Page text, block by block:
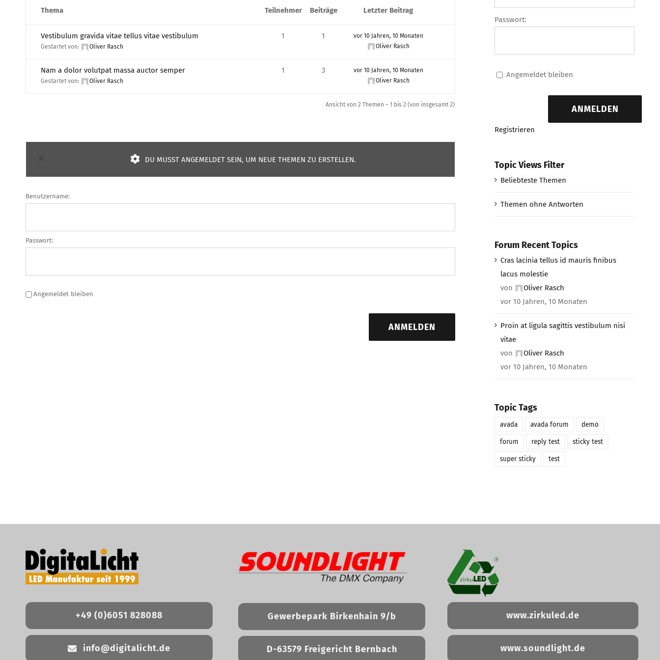
Thema Teilnehmer Beiträge Letzter Beitrag
Vestibulum gravida vitae tellus vitae vestibulum
Gestartet von: Oliver Rasch
1 1
vor 10 Jahren, 10 Monaten
Oliver Rasch
Nam a dolor volutpat massa auctor semper
Gestartet von: Oliver Rasch
1 3
vor 10 Jahren, 10 Monaten
Oliver Rasch
Ansicht von 2 Themen – 1 bis 2 (von insgesamt 2)
DU MUSST ANGEMELDET SEIN, UM NEUE THEMEN ZU ERSTELLEN.
Benutzername:
Passwort:
Angemeldet bleiben
ANMELDEN
Passwort:
Angemeldet bleiben
ANMELDEN
Registrieren
Topic Views Filter
Beliebteste Themen
Themen ohne Antworten
Forum Recent Topics
Cras lacinia tellus id mauris finibus
lacus molestie
von
Oliver Rasch
vor 10 Jahren, 10 Monaten
Proin at ligula sagittis vestibulum nisi
vitae
von
Oliver Rasch
vor 10 Jahren, 10 Monaten
Topic Tags
avada avada forum demo
forum reply test sticky test
super sticky test
+49 (0)6051 828088
info@digitalicht.de
Gewerbepark Birkenhain 9/b
D-63579 Freigericht Bernbach
www.zirkuled.de
www.soundlight.de